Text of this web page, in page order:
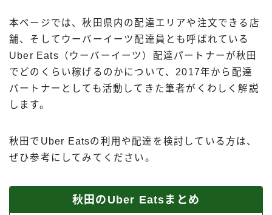
出店店舗の取材記事
サービスから探す
Uber Eats
出前館
ロケットナウ
本ページでは、秋田県内の配達エリアや注文できる店
舗、そしてウーバーイーツ配達員とも呼ばれている
Uber Eats（ウーバーイーツ）配達パートナーが秋田
でどのくらい稼げるのかについて、2017年から配達
パートナーとしても活動してきた筆者がくわしく解説
します。
秋田でUber Eatsの利用や配達を検討している方は、
ぜひ参考にしてみてください。
秋田のUber Eatsまとめ